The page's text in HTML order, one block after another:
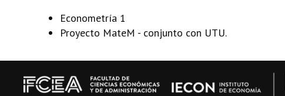
Econometría 1
Proyecto MateM - conjunto con UTU.